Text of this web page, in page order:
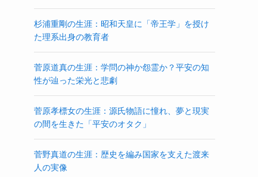
杉浦重剛の生涯：昭和天皇に「帝王学」を授け
た理系出身の教育者
菅原道真の生涯：学問の神か怨霊か？平安の知
性が辿った栄光と悲劇
菅原孝標女の生涯：源氏物語に憧れ、夢と現実
の間を生きた「平安のオタク」
菅野真道の生涯：歴史を編み国家を支えた渡来
人の実像